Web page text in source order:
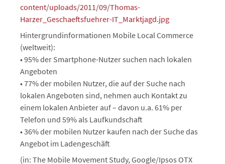
content/uploads/2011/09/Thomas-
Harzer_Geschaeftsfuehrer-IT_Marktjagd.jpg
Hintergrundinformationen Mobile Local Commerce
(weltweit):
• 95% der Smartphone-Nutzer suchen nach lokalen
Angeboten
• 77% der mobilen Nutzer, die auf der Suche nach
lokalen Angeboten sind, nehmen auch Kontakt zu
einem lokalen Anbieter auf – davon u.a. 61% per
Telefon und 59% als Laufkundschaft
• 36% der mobilen Nutzer kaufen nach der Suche das
Angebot im Ladengeschäft
(in: The Mobile Movement Study, Google/Ipsos OTX